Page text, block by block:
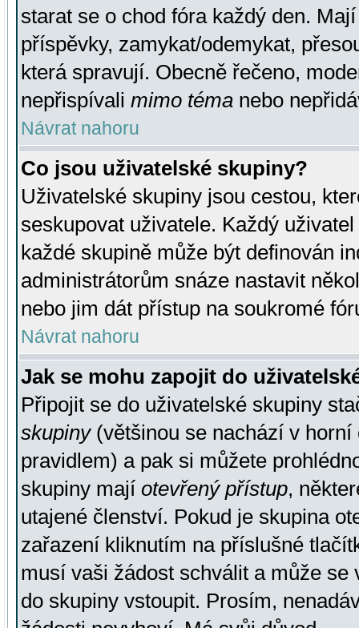
starat se o chod fóra každý den.
příspěvky, zamykat/odemykat,
která spravují. Obecně řečeno,
nepřispívali mimo téma nebo
Návrat nahoru
Co jsou uživatelské skupiny?
Uživatelské skupiny jsou cestou,
seskupovat uživatele. Každý
každé skupině může být definován
administrátorům snáze nastavit
nebo jim dát přístup na soukromé
Návrat nahoru
Jak se mohu zapojit do
Připojit se do uživatelské skupiny
skupiny(většinou se nachází v horní
pravidlem) a pak si můžete
skupiny mají otevřený přístup,
utajené členství. Pokud je skupina
zařazení kliknutím na příslušné
musí vaši žádost schválit a může se
do skupiny vstoupit. Prosím,